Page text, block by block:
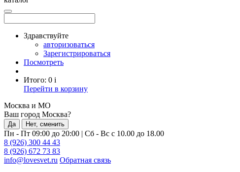
Здравствуйте
авторизоваться
Зарегистрироваться
Посмотреть
Итого: 0 i
Перейти в корзину
Москва и МО
Ваш город Москва?
Да Нет, сменить
Пн - Пт 09:00 до 20:00 | Сб - Вс с 10.00 до 18.00
8 (926) 300 44 43
8 (926) 672 73 83
info@lovesvet.ru Обратная связь